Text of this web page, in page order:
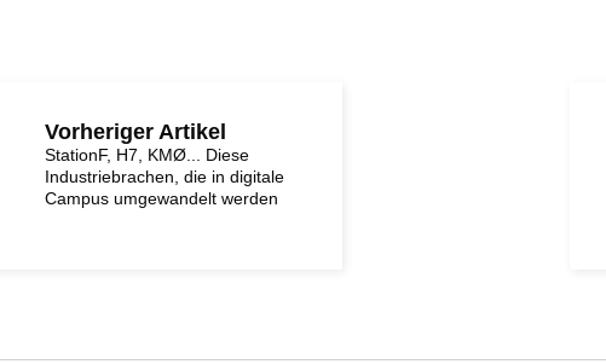
Vorheriger Artikel
StationF, H7, KMØ... Diese
Industriebrachen, die in digitale
Campus umgewandelt werden